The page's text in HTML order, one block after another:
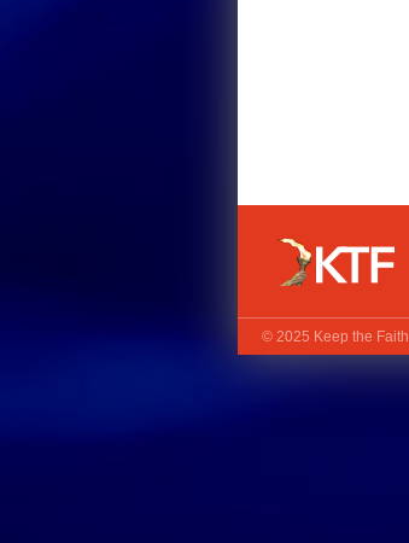
© 2025 Keep the Faith